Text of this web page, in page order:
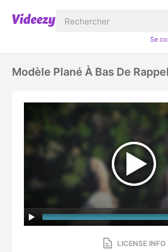
Se
Modèle Plané À Bas De
LICENSE INFO